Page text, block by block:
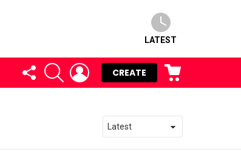
LATEST
FOLLOW
US
SEARCH LOGIN
CREATE